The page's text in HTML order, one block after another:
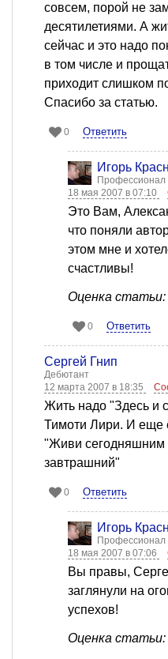
совсем, порой не
десятилетиями. А
сейчас и это надо
в том числе и
приходит слишком
Спасибо за статью.
0 Ответить
Игорь
Профессионал
18 мая 2007 в 07:10
Это Вам,
что поняли
этом мне и
счастливы!
Оценка статьи:
0 Ответить
Сергей Гнип
Дебютант
12 марта 2007 в 18:35
Жить надо "Здесь и
Тимоти Лири. И еще
"Живи сегодняшним
завтрашний"
0 Ответить
Игорь
Профессионал
18 мая 2007 в 07:06
Вы правы,
заглянули на
успехов!
Оценка статьи: